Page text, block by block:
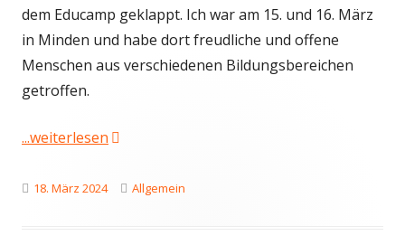
dem Educamp geklappt. Ich war am 15. und 16. März
in Minden und habe dort freudliche und offene
Menschen aus verschiedenen Bildungsbereichen
getroffen.
...weiterlesen "Rückblick Educamp Minden 2024"
Veröffentlicht
18. März 2024 Kategorien
Allgemein